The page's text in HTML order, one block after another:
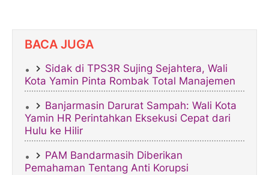
BACA JUGA
Sidak di TPS3R Sujing Sejahtera, Wali
Kota Yamin Pinta Rombak Total Manajemen ​
Banjarmasin Darurat Sampah: Wali Kota
Yamin HR Perintahkan Eksekusi Cepat dari
Hulu ke Hilir
PAM Bandarmasih Diberikan
Pemahaman Tentang Anti Korupsi